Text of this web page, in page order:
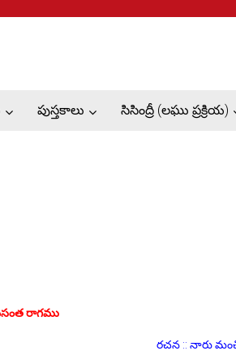
పుస్తకాలు సిసింద్రీ (లఘు ప్రక్రియ)
రాగము
రచన :: నారు